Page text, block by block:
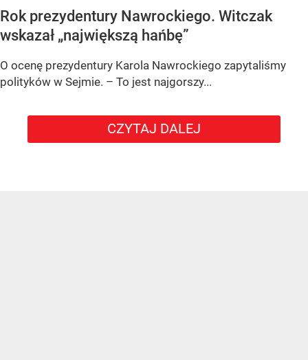
Rok prezydentury Nawrockiego. Witczak
wskazał „największą hańbę”
O ocenę prezydentury Karola Nawrockiego zapytaliśmy
polityków w Sejmie. – To jest najgorszy...
CZYTAJ DALEJ